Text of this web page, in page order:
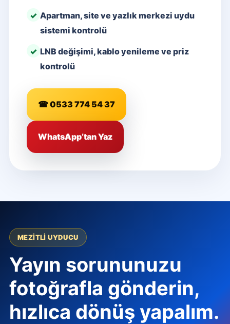
Apartman, site ve yazlık merkezi uydu
sistemi kontrolü
LNB değişimi, kablo yenileme ve priz
kontrolü
☎ 0533 774 54 37
WhatsApp’tan Yaz
MEZITLI UYDUCU
Yayın sorununuzu
fotoğrafla gönderin,
hızlıca dönüş yapalım.